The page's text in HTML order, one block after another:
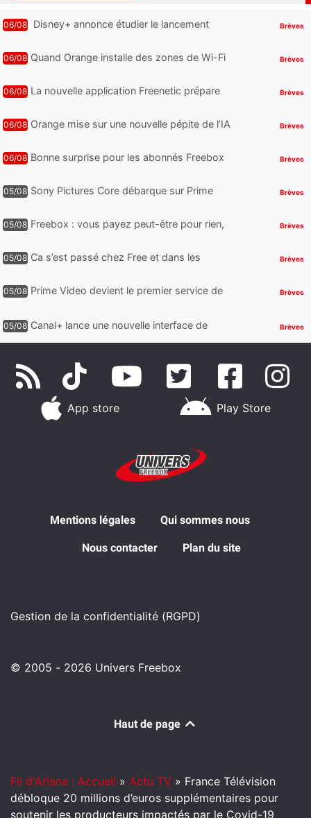
06/08
Disney+ annonce étudier le lancement
Brèves
06/08 Quand Orange installe des zones de Wi-Fi
Brèves
06/08 La nouvelle application Freenetic prépare
Brèves
06/08 Orange mise sur une nouvelle pépite de l’IA Brèves
06/08 Bonne surprise pour les abonnés Freebox
Brèves
05/08 Sony Pictures Core débarque sur Prime
Brèves
05/08 Freebox : vous payez peut-être pour rien,
Brèves
05/08 Ca s’est passé chez Free et dans les
Brèves
05/08 Prime Video devient le premier service de
Brèves
05/08 Canal+ lance une nouvelle interface de
Brèves
App store Play Store
Mentions légales Qui sommes nous
Nous contacter Plan du site
Gestion de la confidentialité (RGPD)
© 2005 - 2026 Univers Freebox
Haut de page
Fil d'Ariane : Accueil » Actu TV » France Télévision
débloque 20 millions d’euros supplémentaires pour
soutenir les producteurs impactés par le Covid-19